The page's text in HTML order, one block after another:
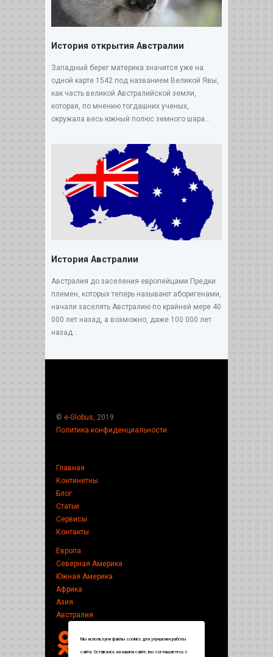
История открытия Австралии
Западный берег материка значится уже на
одной карте 1542 под названием Великой Явы,
как часть великой Австралийской земли,
которая, по мнению тогдашних ученых,
окружала весь южный полюс земного шара...
История Австралии
Австралия до заселения европейцами Предки
племен, которых теперь называют аборигенами,
начали заселять Австралию по крайней мере 40
000 лет назад, а возможно, даже 100 000 лет
назад...
© e-Globus , 2019
Политика конфиденциальности
Главная
Континетны
Блог
Статьи
Сервисы
Контакты
Европа
Северная Америка
Южная Америка
Африка
Азия
Австралия
Мы используем файлы cookies для улучшения работы
сайта. Оставаясь на нашем сайте, вы соглашаетесь с